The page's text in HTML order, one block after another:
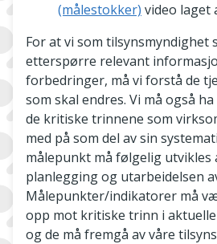
(målestokker) video laget
For at vi som tilsynsmyndighet
etterspørre relevant
forbedringer, må vi forstå de
som skal endres. Vi må også
de kritiske trinnene som
med på som del av sin
målepunkt må følgelig utvikles
planlegging og utarbeidelsen
Målepunkter/indikatorer må
opp mot kritiske trinn i
og de må fremgå av våre